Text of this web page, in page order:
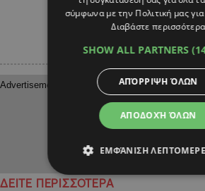
ΔΕΙΤΕ ΠΕΡΙΣΣΟΤΕΡΑ
σύμφωνα με την Πολιτική μας
Διαβάστε περισσότερα
SHOW ALL PARTNERS
ΑΠΟΔΟΧΉ ΌΛΩΝ
ΑΠΌΡΡΙΨΗ ΌΛΩΝ
ΕΜΦΆΝΙΣΗ